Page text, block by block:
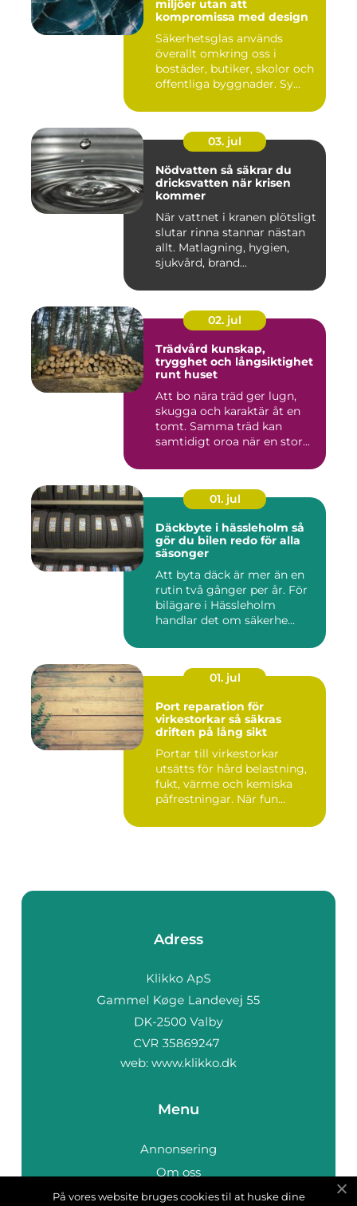
miljöer utan att
kompromissa med design
Säkerhetsglas används
överallt omkring oss i
bostäder, butiker, skolor och
offentliga byggnader. Sy...
03. jul
Nödvatten så säkrar du
dricksvatten när krisen
kommer
När vattnet i kranen plötsligt
slutar rinna stannar nästan
allt. Matlagning, hygien,
sjukvård, brand...
02. jul
Trädvård kunskap,
trygghet och långsiktighet
runt huset
Att bo nära träd ger lugn,
skugga och karaktär åt en
tomt. Samma träd kan
samtidigt oroa när en stor...
01. jul
Däckbyte i hässleholm så
gör du bilen redo för alla
säsonger
Att byta däck är mer än en
rutin två gånger per år. För
bilägare i Hässleholm
handlar det om säkerhe...
01. jul
Port reparation för
virkestorkar så säkras
driften på lång sikt
Portar till virkestorkar
utsätts för hård belastning,
fukt, värme och kemiska
påfrestningar. När fun...
Adress
web: www.klikko.dk
Menu
Annonsering
Om oss
Cookies
På vores website bruges cookies til at huske dine